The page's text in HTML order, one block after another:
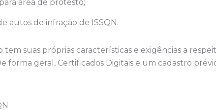
área de protesto;
autos de infração de ISSQN.
tem suas próprias características e exigências a
forma geral, Certificados Digitais e um cadastro